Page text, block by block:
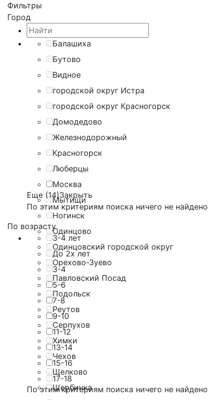
Фильтры
Город
Балашиха
Бутово
Видное
городской округ Истра
городской округ Красногорск
Домодедово
Железнодорожный
Красногорск
Люберцы
Москва
Мытищи
Ногинск
Одинцово
Одинцовский городской округ
Орехово-Зуево
Павловский Посад
Подольск
Реутов
Серпухов
Химки
Чехов
Щелково
Щербинка
Еще (14)Закрыть
По этим критериям поиска ничего не найдено
По возрасту
3-4 лет
До 2х лет
3-4
5-6
7-8
9-10
11-12
13-14
15-16
17-18
По этим критериям поиска ничего не найдено